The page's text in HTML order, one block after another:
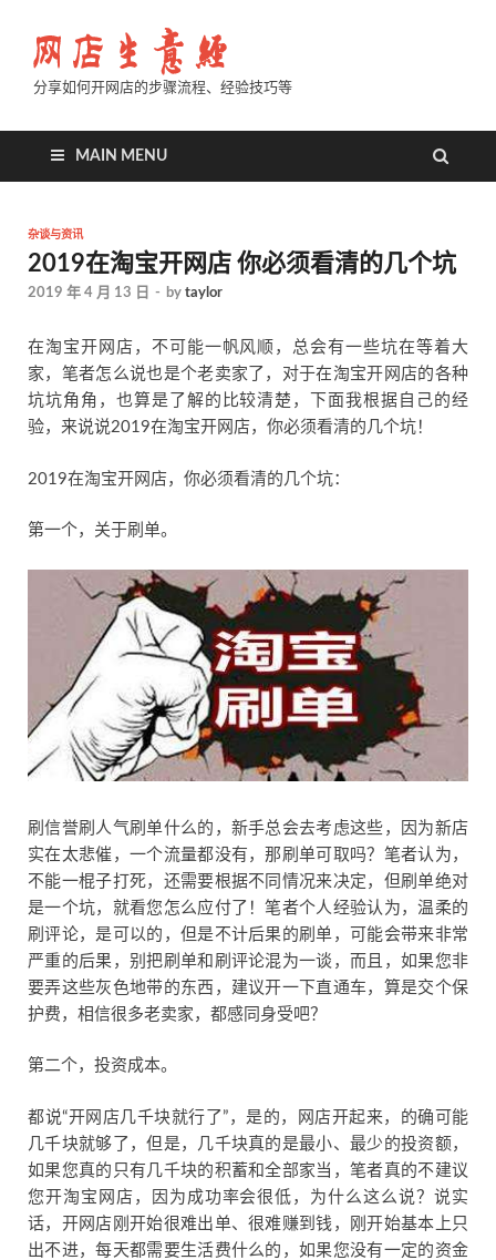
分享如何开网店的步骤流程、经验技巧等
MAIN MENU
杂谈与资讯
2019在淘宝开网店 你必须看清的几个坑
2019 年 4 月 13 日 - by taylor
在淘宝开网店，不可能一帆风顺，总会有一些坑在等着大
家，笔者怎么说也是个老卖家了，对于在淘宝开网店的各种
坑坑角角，也算是了解的比较清楚，下面我根据自己的经
验，来说说2019在淘宝开网店，你必须看清的几个坑！
2019在淘宝开网店，你必须看清的几个坑：
第一个，关于刷单。
刷信誉刷人气刷单什么的，新手总会去考虑这些，因为新店
实在太悲催，一个流量都没有，那刷单可取吗？笔者认为，
不能一棍子打死，还需要根据不同情况来决定，但刷单绝对
是一个坑，就看您怎么应付了！笔者个人经验认为，温柔的
刷评论，是可以的，但是不计后果的刷单，可能会带来非常
严重的后果，别把刷单和刷评论混为一谈，而且，如果您非
要弄这些灰色地带的东西，建议开一下直通车，算是交个保
护费，相信很多老卖家，都感同身受吧？
第二个，投资成本。
都说“开网店几千块就行了”，是的，网店开起来，的确可能
几千块就够了，但是，几千块真的是最小、最少的投资额，
如果您真的只有几千块的积蓄和全部家当，笔者真的不建议
您开淘宝网店，因为成功率会很低，为什么这么说？说实
话，开网店刚开始很难出单、很难赚到钱，刚开始基本上只
出不进，每天都需要生活费什么的，如果您没有一定的资金